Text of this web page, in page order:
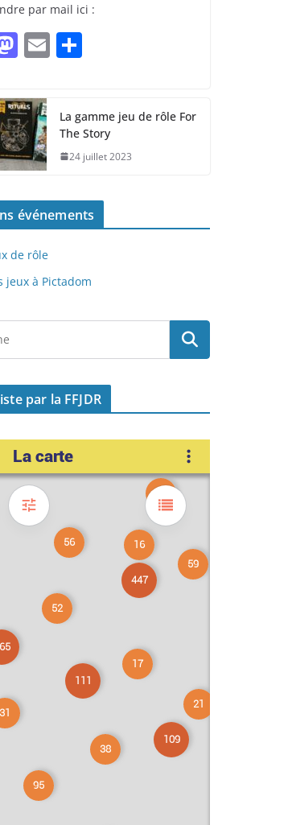
par mail ici :
M
a
st
o
d
o
n
E
m
g
er
La gamme jeu de rôle For
The Story
24 juillet 2023
événements
de rôle
jeux à Pictadom
par la FFJDR